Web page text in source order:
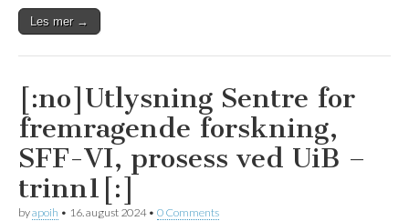
Les mer →
[:no]Utlysning Sentre for
fremragende forskning,
SFF-VI, prosess ved UiB –
trinn1[:]
byapoih • 16. august 2024• 0 Comments